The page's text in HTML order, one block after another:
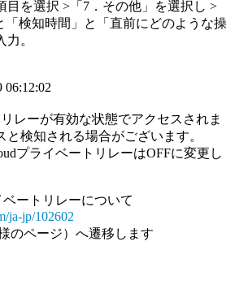
目を選択 >「7．その他」を選択し >
「検知時間」と「直前にどのような操
。
06:12:02
レーが有効な状態でアクセスされま
検知される場合がございます。
プライベートリレーはOFFに変更し
ベートリレーについて
ja-jp/102602
のページ）へ遷移します